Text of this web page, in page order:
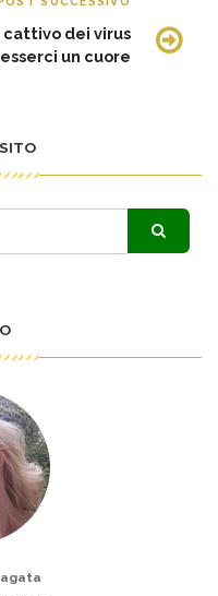
cattivo dei virus
un cuore